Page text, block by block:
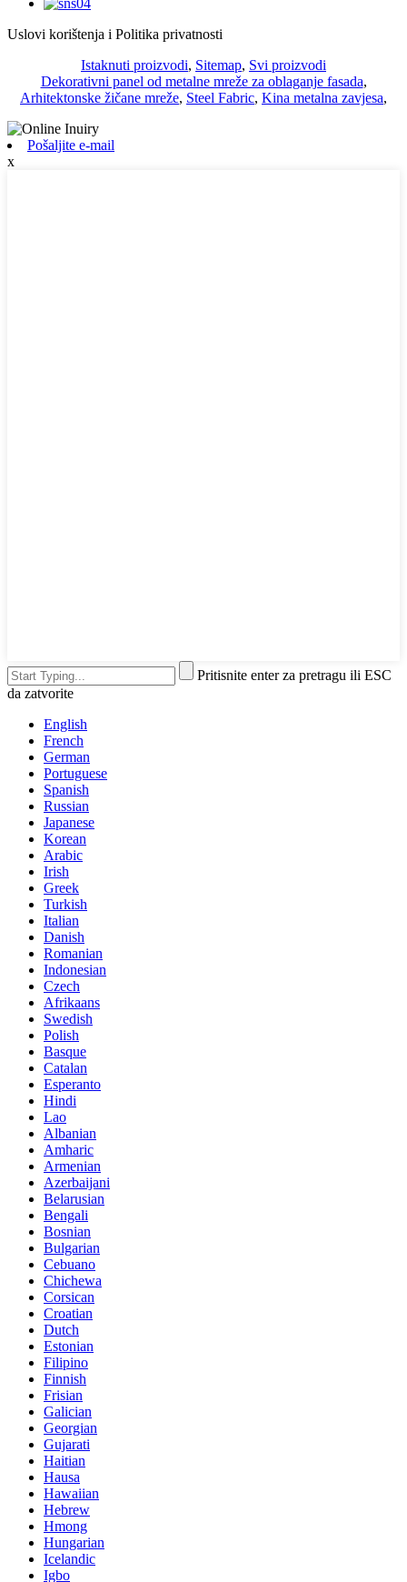
Uslovi korištenja i Politika privatnosti
Istaknuti proizvodi, Sitemap, Svi proizvodi
Dekorativni panel od metalne mreže za oblaganje fasada,
Arhitektonske žičane mreže, Steel Fabric, Kina metalna zavjesa,
Pošaljite e-mail
x
Pritisnite enter za pretragu ili ESC
da zatvorite
English
French
German
Portuguese
Spanish
Russian
Japanese
Korean
Arabic
Irish
Greek
Turkish
Italian
Danish
Romanian
Indonesian
Czech
Afrikaans
Swedish
Polish
Basque
Catalan
Esperanto
Hindi
Lao
Albanian
Amharic
Armenian
Azerbaijani
Belarusian
Bengali
Bosnian
Bulgarian
Cebuano
Chichewa
Corsican
Croatian
Dutch
Estonian
Filipino
Finnish
Frisian
Galician
Georgian
Gujarati
Haitian
Hausa
Hawaiian
Hebrew
Hmong
Hungarian
Icelandic
Igbo